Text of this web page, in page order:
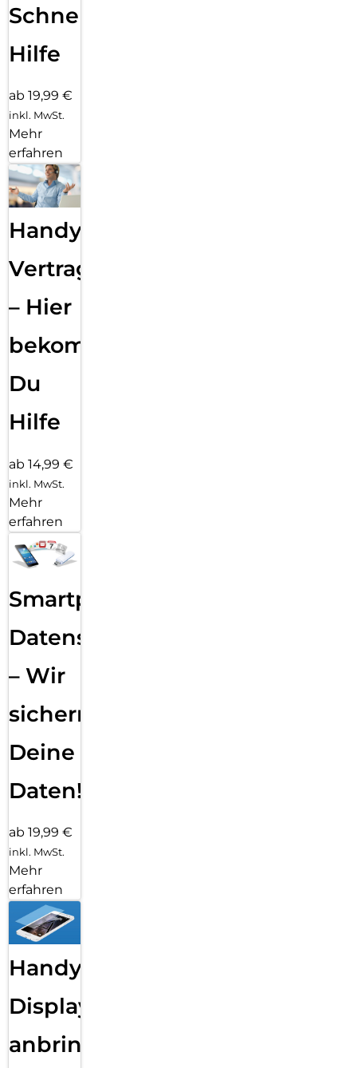
Schnelle
Hilfe
ab 19,99 €
inkl. MwSt.
Mehr
erfahren
Handy
Vertragsabwicklung
– Hier
bekommst
Du
Hilfe
ab 14,99 €
inkl. MwSt.
Mehr
erfahren
Smartphone
Datensicherung
– Wir
sichern
Deine
Daten!
ab 19,99 €
inkl. MwSt.
Mehr
erfahren
Handy
Displayfolie
anbringen